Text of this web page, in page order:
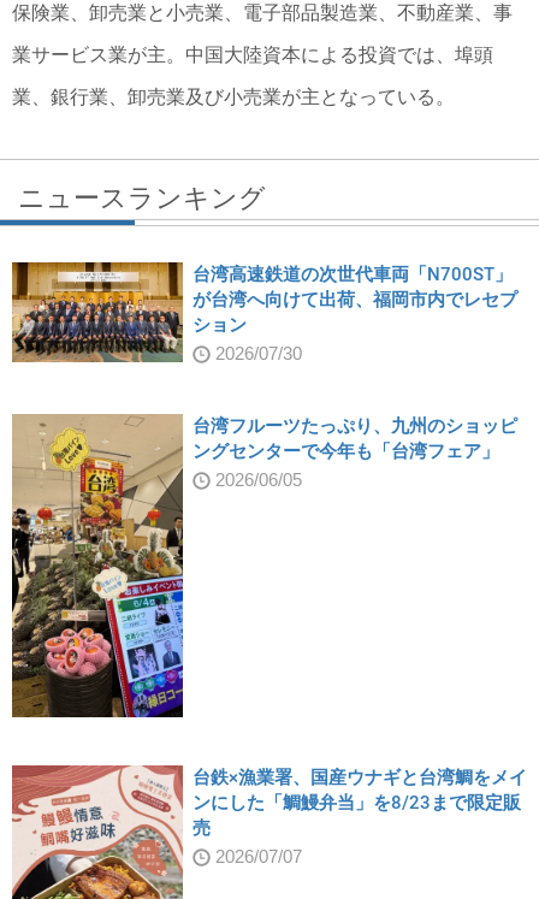
保険業、卸売業と小売業、電子部品製造業、不動産業、事
業サービス業が主。中国大陸資本による投資では、埠頭
業、銀行業、卸売業及び小売業が主となっている。
ニュースランキング
台湾高速鉄道の次世代車両「N700ST」
が台湾へ向けて出荷、福岡市内でレセプ
ション
2026/07/30
台湾フルーツたっぷり、九州のショッピ
ングセンターで今年も「台湾フェア」
2026/06/05
台鉄×漁業署、国産ウナギと台湾鯛をメイ
ンにした「鯛鰻弁当」を8/23まで限定販
売
2026/07/07